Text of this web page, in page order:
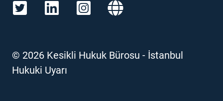
© 2026 Kesikli Hukuk Bürosu - İstanbul
Hukuki Uyarı